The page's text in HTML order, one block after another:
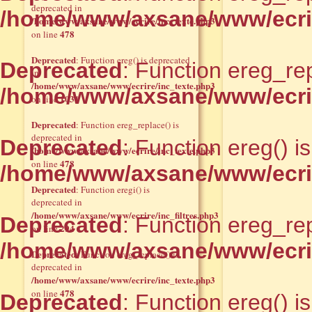
/home/www/axsane/www/
Deprecated: Function
/home/www/axsane/www/
Deprecated: Function ereg()
/home/www/axsane/www/
Deprecated: Function
/home/www/axsane/www/
Deprecated: Function ereg()
deprecated in
/home/www/axsane/www/ecrire/inc_texte.php3
on line478
Deprecated: Function ereg() is deprecated
in
/home/www/axsane/www/ecrire/inc_texte.php3
on line1031
Deprecated: Function ereg_replace() is
deprecated in
/home/www/axsane/www/ecrire/inc_texte.php3
on line478
Deprecated: Function eregi() is
deprecated in
/home/www/axsane/www/ecrire/inc_filtres.php3
on line294
Deprecated: Function ereg_replace() is
deprecated in
/home/www/axsane/www/ecrire/inc_texte.php3
on line478